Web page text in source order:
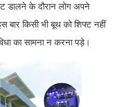
डालने के दौरान लोग अपने
बार किसी भी बूथ को शिफ्ट नहीं
का सामना न करना पड़े।